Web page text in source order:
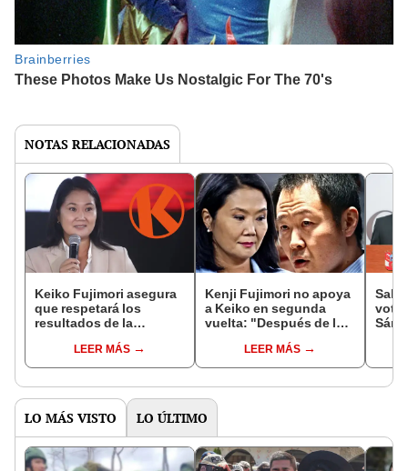
NOTAS RELACIONADAS
Keiko Fujimori asegura
que respetará los
resultados de la
"Siempre lo hemos
hecho"
LEER MÁS
Kenji Fujimori no apoya
a Keiko en segunda
vuelta: "Después de lo
volver a ser usado"
LEER MÁS
un
LO MÁS VISTO LO ÚLTIMO